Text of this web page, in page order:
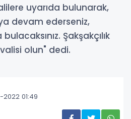
uyarıda bulunarak,
devam ederseniz,
Şakşakçılık
olun" dedi.
01:49